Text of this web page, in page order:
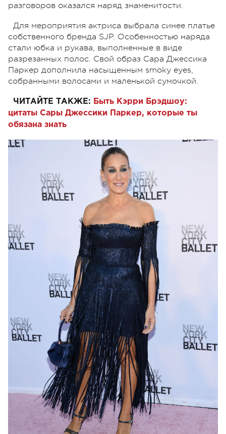
разговоров оказался наряд знаменитости.
Для мероприятия актриса выбрала синее платье
собственного бренда SJP. Особенностью наряда
стали юбка и рукава, выполненные в виде
разрезанных полос. Свой образ Сара Джессика
Паркер дополнила насыщенным smoky eyes,
собранными волосами и маленькой сумочкой.
ЧИТАЙТЕ ТАКЖЕ: Быть Кэрри Брэдшоу:
цитаты Сары Джессики Паркер, которые ты
обязана знать